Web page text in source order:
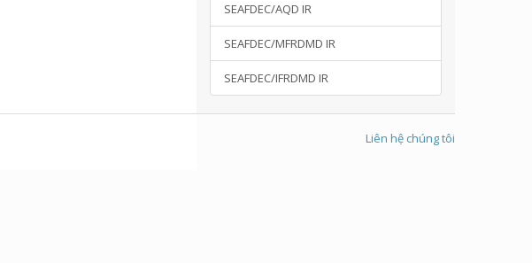
SEAFDEC/AQD IR
SEAFDEC/MFRDMD IR
SEAFDEC/IFRDMD IR
Liên hệ chúng tôi